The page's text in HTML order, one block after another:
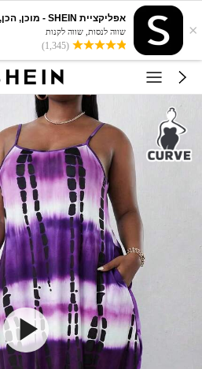
×
אפליקציית SHEIN - מוכן, הכן, סטייל!
שווה לנסות, שווה לקנות
(1,345)